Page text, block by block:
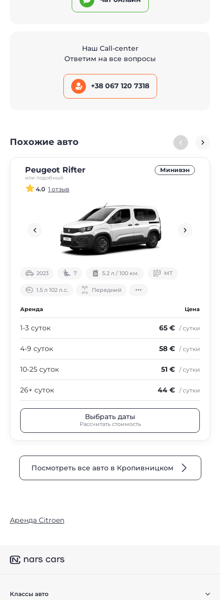
Наш Call-center
Ответим на все вопросы
+38 067 120 7318
Похожие авто
Peugeot Rifter
или подобный
Минивэн
4.0 1 отзыв
2023 7 5.2 л / 100 км. МТ
1.5 л 102 л.с. Передний
Аренда Цена
1-3 суток 65 € / сутки
4-9 суток 58 € / сутки
10-25 суток 51 € / сутки
26+ суток 44 € / сутки
Выбрать даты
Рассчитать стоимость
Посмотреть все авто в Кропивницком
Аренда Citroen
Классы авто